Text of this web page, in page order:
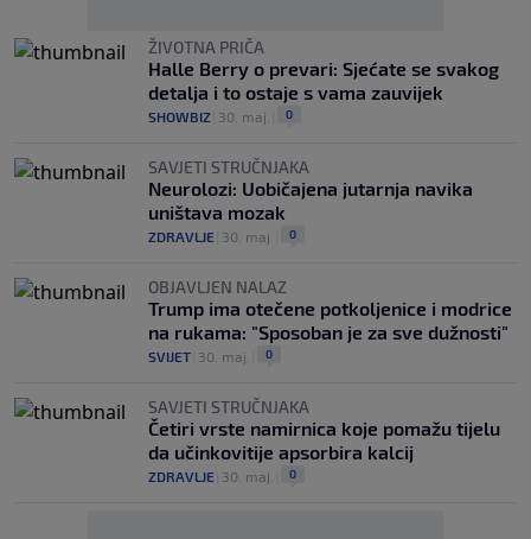
ŽIVOTNA PRIČA
Halle Berry o prevari: Sjećate se svakog
detalja i to ostaje s vama zauvijek
SHOWBIZ 30. maj. 0
SAVJETI STRUČNJAKA
Neurolozi: Uobičajena jutarnja navika
uništava mozak
ZDRAVLJE 30. maj. 0
OBJAVLJEN NALAZ
Trump ima otečene potkoljenice i modrice
na rukama: "Sposoban je za sve dužnosti"
SVIJET 30. maj. 0
SAVJETI STRUČNJAKA
Četiri vrste namirnica koje pomažu tijelu
da učinkovitije apsorbira kalcij
ZDRAVLJE 30. maj. 0